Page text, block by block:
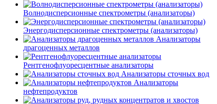
Волнодисперсионные спектрометры (анализаторы)
Энергодисперсионные спектрометры (анализаторы)
Анализаторы
драгоценных металлов
Рентгенофлуоресцентные анализаторы
Анализаторы сточных вод
Анализаторы
нефтепродуктов